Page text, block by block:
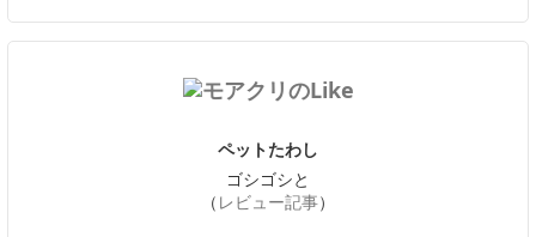
ペットたわし
ゴシゴシと
（ レビュー記事）